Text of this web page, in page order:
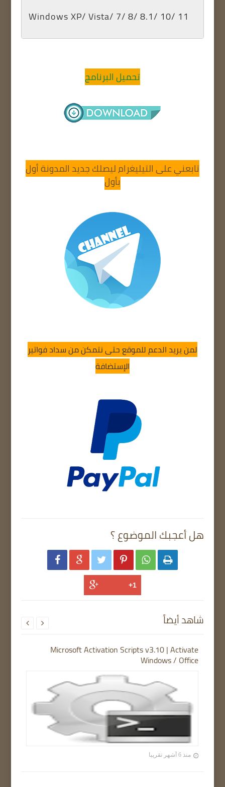
Windows XP/ Vista/ 7/ 8/ 8.1/ 10/ 11
تحميل البرنامج
تابعني على التيليغرام ليصلك جديد المدونة أول
بأول
لمن يريد الدعم للموقع حتى نتمكن من سداد فواتير
الإستضافة
هل أعجبك الموضوع ؟
     
شاهد أيضاً
Microsoft Activation Scripts v3.10 | Activate
Windows / Office
منذ 6 أشهر تقريبا
 